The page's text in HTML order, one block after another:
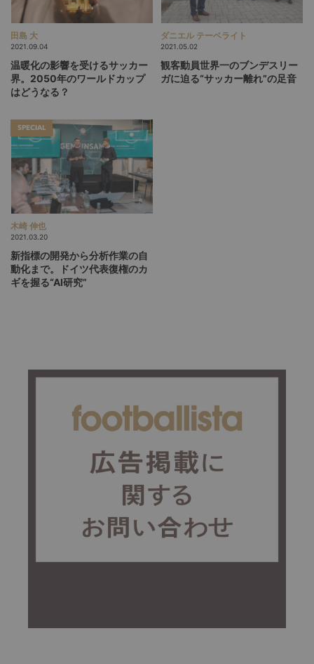
田島 大
2021.09.04
温暖化の影響を受けるサッカー
界。2050年のワールドカップ
はどうなる？
ダニエル テーベライト
2021.05.02
観客動員世界一のブンデスリー
ガに迫る“サッカー離れ”の足音
SPECIAL
木崎 伸也
2021.03.20
新指標の開発から分析作業の自
動化まで。ドイツ代表復権のカ
ギを握る“AI研究”